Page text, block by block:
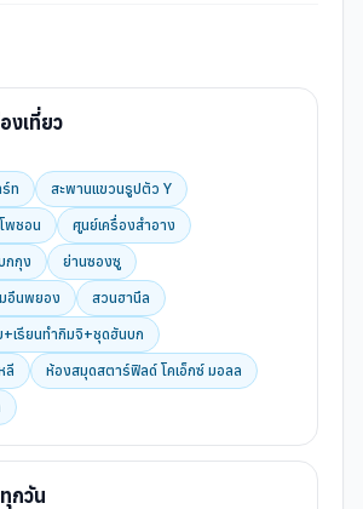
งเที่ยว
ท
สะพานแขวนรูปตัว Y
พชอน
ศูนย์เครื่องสำอาง
กกุง
ย่านซองซู
อึนพยอง
สวนฮานึล
เรียนทำกิมจิ+ชุดฮันบก
ลี
ห้องสมุดสตาร์ฟิลด์ โคเอ็กซ์ มอลล
กวัน